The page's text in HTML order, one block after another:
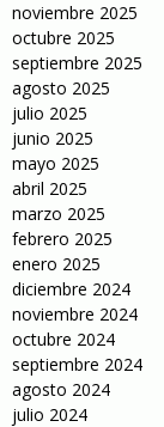
noviembre 2025
octubre 2025
septiembre 2025
agosto 2025
julio 2025
junio 2025
mayo 2025
abril 2025
marzo 2025
febrero 2025
enero 2025
diciembre 2024
noviembre 2024
octubre 2024
septiembre 2024
agosto 2024
julio 2024